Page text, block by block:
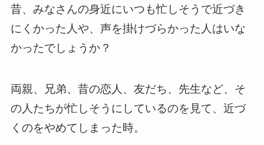
昔、みなさんの身近にいつも忙しそうで近づき
にくかった人や、声を掛けづらかった人はいな
かったでしょうか？
両親、兄弟、昔の恋人、友だち、先生など、そ
の人たちが忙しそうにしているのを見て、近づ
くのをやめてしまった時。